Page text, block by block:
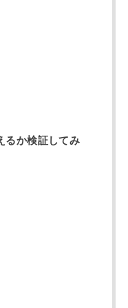
るか検証してみ